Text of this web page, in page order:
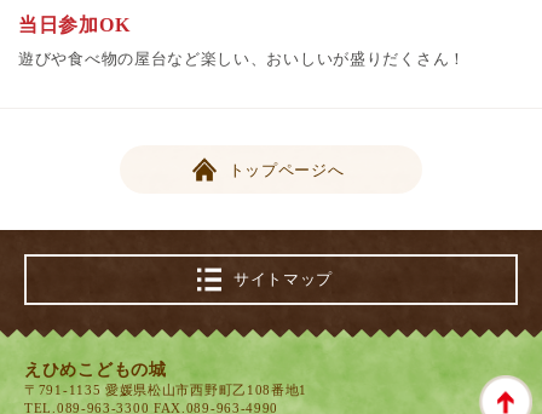
当日参加OK
遊びや食べ物の屋台など楽しい、おいしいが盛りだくさん！
トップページへ
サイトマップ
えひめこどもの城
〒791-1135 愛媛県松山市西野町乙108番地1
TEL. 089-963-3300 FAX.089-963-4990